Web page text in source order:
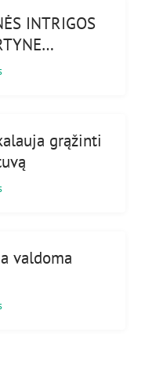
INTRIGOS
grąžinti
valdoma